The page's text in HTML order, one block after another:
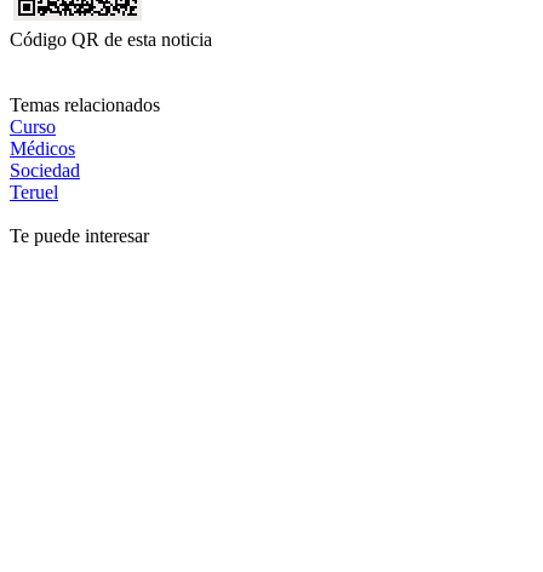
Código QR de esta noticia
Temas relacionados
Curso
Médicos
Sociedad
Teruel
Te puede interesar